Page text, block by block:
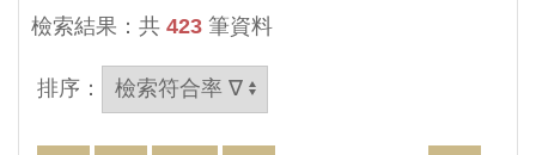
檢索結果：共 423 筆資料
排序：